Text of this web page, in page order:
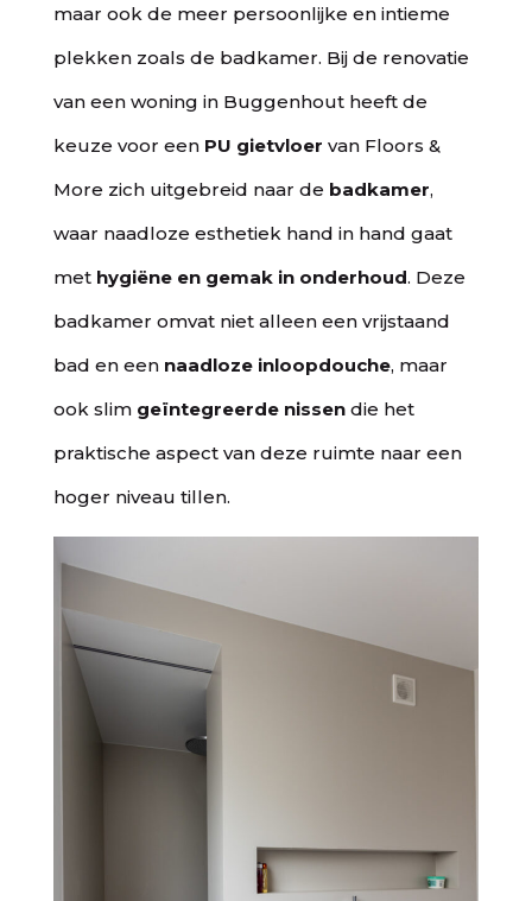
maar ook de meer persoonlijke en intieme
plekken zoals de badkamer. Bij de renovatie
van een woning in Buggenhout heeft de
keuze voor eenPU gietvloer van Floors &
More zich uitgebreid naar de badkamer,
waar naadloze esthetiek hand in hand gaat
methygiëne en gemak in onderhoud. Deze
badkamer omvat niet alleen een vrijstaand
bad en een naadloze inloopdouche, maar
ook slim geïntegreerde nissendie het
praktische aspect van deze ruimte naar een
hoger niveau tillen.